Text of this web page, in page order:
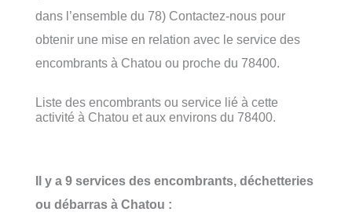
dans l’ensemble du 78) Contactez-nous pour
obtenir une mise en relation avec le service des
encombrants à Chatou ou proche du 78400.
Liste des encombrants ou service lié à cette
activité à Chatou et aux environs du 78400.
Il y a 9 services des encombrants, déchetteries
ou débarras à Chatou :